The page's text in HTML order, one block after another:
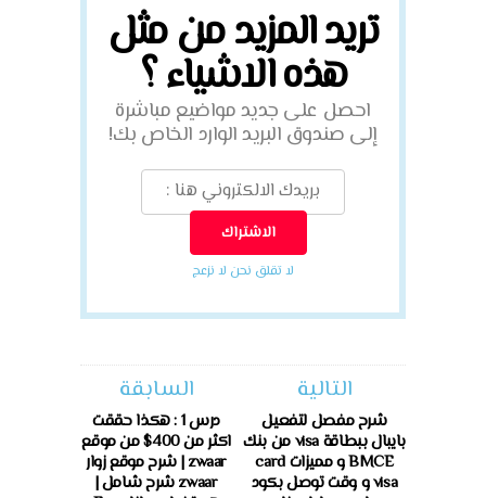
تريد المزيد من مثل
هذه الاشياء ؟
احصل على جديد مواضيع مباشرة
إلى صندوق البريد الوارد الخاص بك!
لا تقلق نحن لا نزعج
التالية
شرح مفصل لتفعيل
بايبال ببطاقة visa من بنك
BMCE و مميزات card
visa و وقت توصل بكود
السابقة
درس 1 : هكذا حققت
اكثر من 400$ من موقع
zwaar | شرح موقع زوار
zwaar شرح شامل |